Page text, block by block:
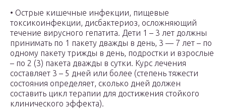
• Острые кишечные инфекции, пищевые
токсикоинфекции, дисбактериоз, осложняющий
течение вирусного гепатита. Дети 1 – 3 лет должны
принимать по 1 пакету дважды в день, 3 — 7 лет – по
одному пакету трижды в день, подростки и взрослые
– по 2 (3) пакета дважды в сутки. Курс лечения
составляет 3 – 5 дней или более (степень тяжести
состояния определяет, сколько дней должен
составить цикл терапии для достижения стойкого
клинического эффекта).